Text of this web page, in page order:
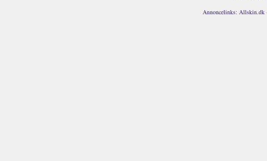
Annoncelinks: Allskin.dk